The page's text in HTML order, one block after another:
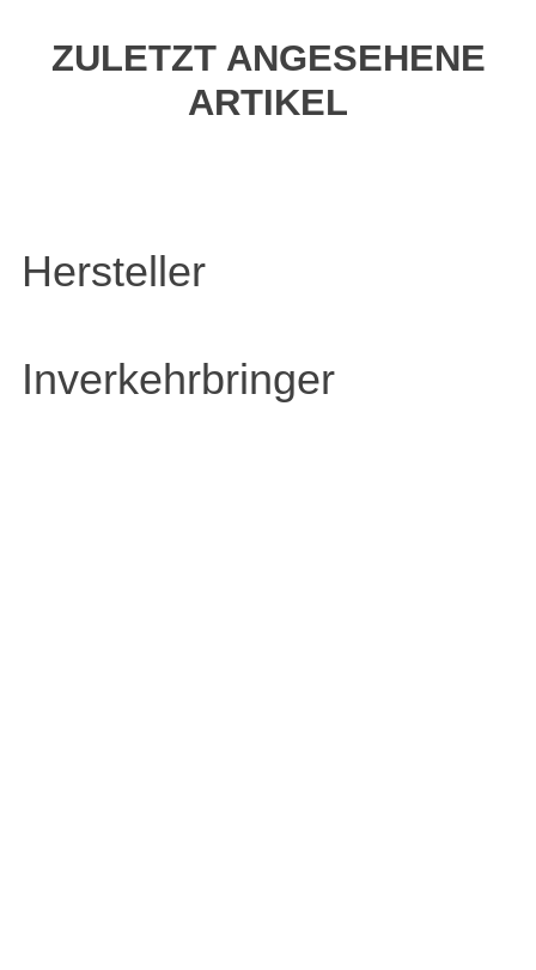
ZULETZT ANGESEHENE
ARTIKEL
Hersteller
Inverkehrbringer